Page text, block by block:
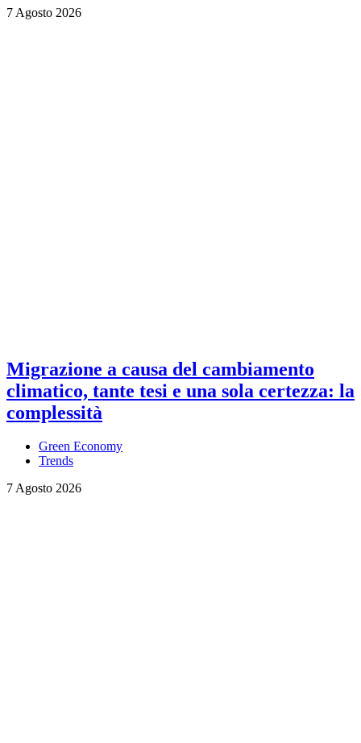
7 Agosto 2026
Migrazione a causa del cambiamento
climatico, tante tesi e una sola certezza: la
complessità
Green Economy
Trends
7 Agosto 2026